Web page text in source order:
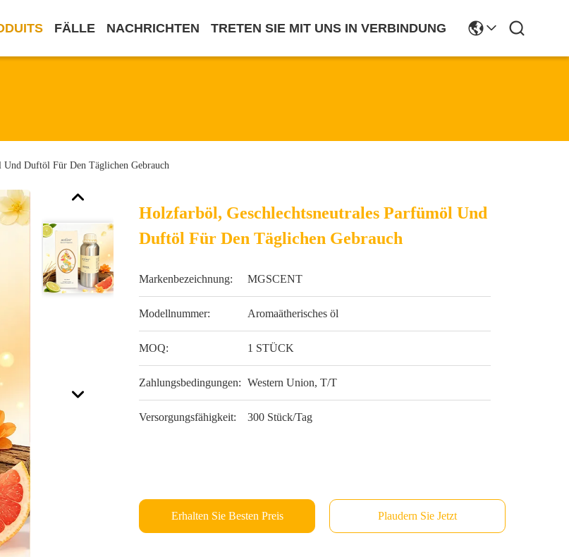
FÄLLE NACHRICHTEN TRETEN SIE MIT UNS IN VERBINDUNG
Und Duftöl Für Den Täglichen Gebrauch
Holzfarböl, Geschlechtsneutrales Parfümöl Und
Duftöl Für Den Täglichen Gebrauch
Markenbezeichnung: MGSCENT
Modellnummer: Aromaätherisches öl
MOQ: 1 STÜCK
Zahlungsbedingungen: Western Union, T/T
Versorgungsfähigkeit: 300 Stück/Tag
Erhalten Sie Besten Preis Plaudern Sie Jetzt